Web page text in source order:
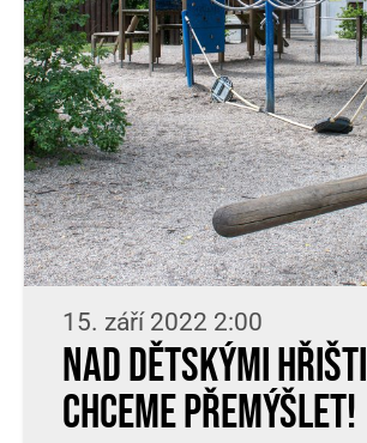
15. září 2022 2:00
Nad dětskými hřišti
chceme přemýšlet!